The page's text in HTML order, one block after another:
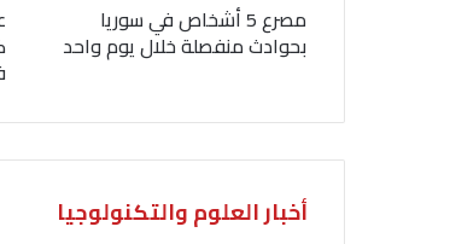
مصرع 5 أشخاص في سوريا
بحوادث منفصلة خلال يوم واحد
أخبار العلوم والتكنولوجيا